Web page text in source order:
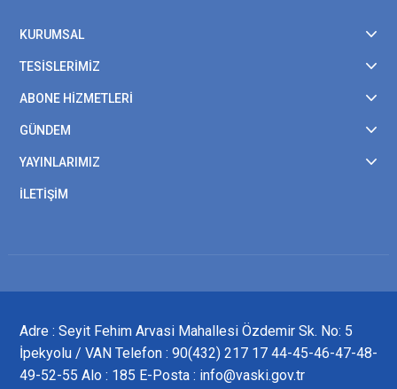
KURUMSAL
TESİSLERİMİZ
ABONE HİZMETLERİ
GÜNDEM
YAYINLARIMIZ
İLETİŞİM
Adre : Seyit Fehim Arvasi Mahallesi Özdemir Sk. No: 5
İpekyolu / VAN Telefon : 90(432) 217 17 44-45-46-47-48-
49-52-55 Alo : 185 E-Posta : info@vaski.gov.tr